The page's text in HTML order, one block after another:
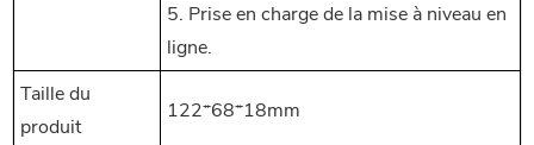
5. Prise en charge de la mise à niveau en
ligne.
Taille du
produit
122*68*18mm